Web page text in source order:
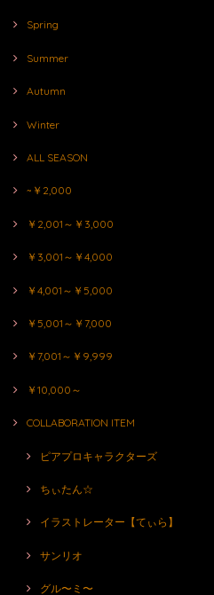
Spring
Summer
Autumn
Winter
ALL SEASON
~￥2,000
￥2,001～￥3,000
￥3,001～￥4,000
￥4,001～￥5,000
￥5,001～￥7,000
￥7,001～￥9,999
￥10,000～
COLLABORATION ITEM
ピアプロキャラクターズ
ちぃたん☆
イラストレーター【てぃら】
サンリオ
グル〜ミ〜